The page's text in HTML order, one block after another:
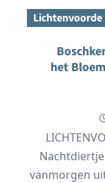
Lichtenvoorde
het
vanmorgen